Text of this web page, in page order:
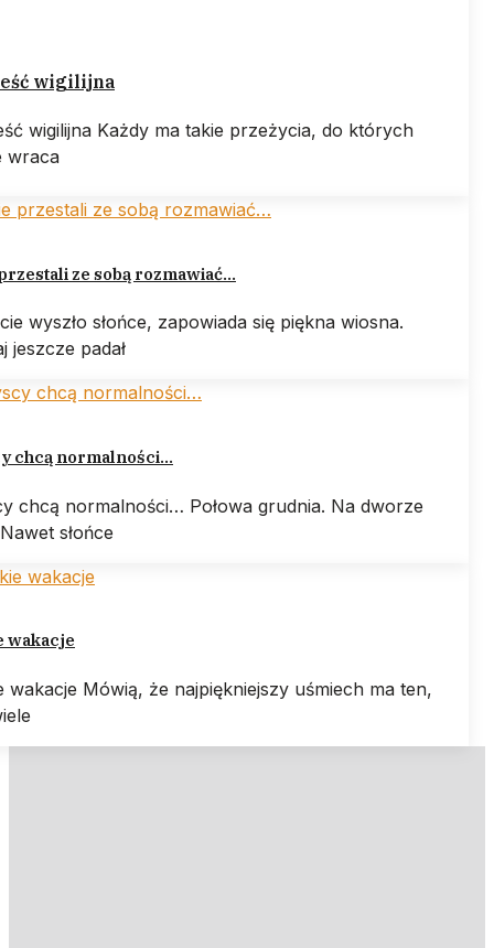
wigilijna
wigilijna Każdy ma takie przeżycia, do których
wraca
ze sobą rozmawiać…
wyszło słońce, zapowiada się piękna wiosna.
jeszcze padał
chcą normalności…
chcą normalności… Połowa grudnia. Na dworze
słońce
wakacje
wakacje Mówią, że najpiękniejszy uśmiech ma ten,